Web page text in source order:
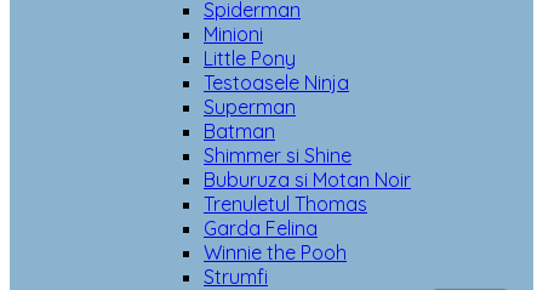
Spiderman
Minioni
Little Pony
Testoasele Ninja
Superman
Batman
Shimmer si Shine
Buburuza si Motan Noir
Trenuletul Thomas
Garda Felina
Winnie the Pooh
Strumfi